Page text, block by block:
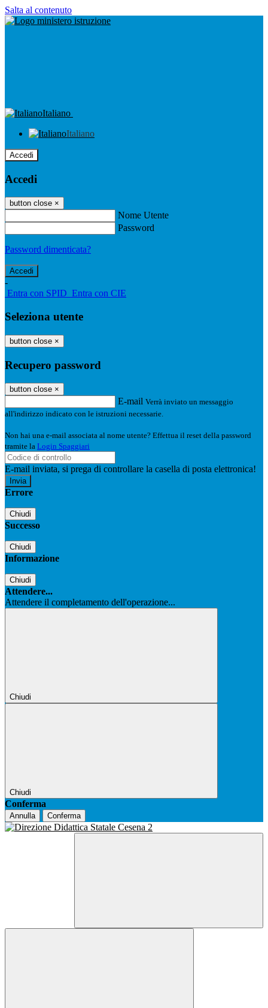
Salta al contenuto
Italiano
Italiano
Accedi
Accedi
button close ×
Nome Utente
Password
Password dimenticata?
-
Entra con SPID Entra con CIE
Seleziona utente
button close ×
Recupero password
button close ×
E-mail Verrà inviato un messaggio
all'indirizzo indicato con le istruzioni necessarie.
Non hai una e-mail associata al nome utente? Effettua il reset della password
tramite la Login Spaggiari
E-mail inviata, si prega di controllare la casella di posta elettronica!
Errore
Chiudi
Successo
Chiudi
Informazione
Chiudi
Attendere...
Attendere il completamento dell'operazione...
Chiudi
Chiudi
Conferma
Annulla Conferma